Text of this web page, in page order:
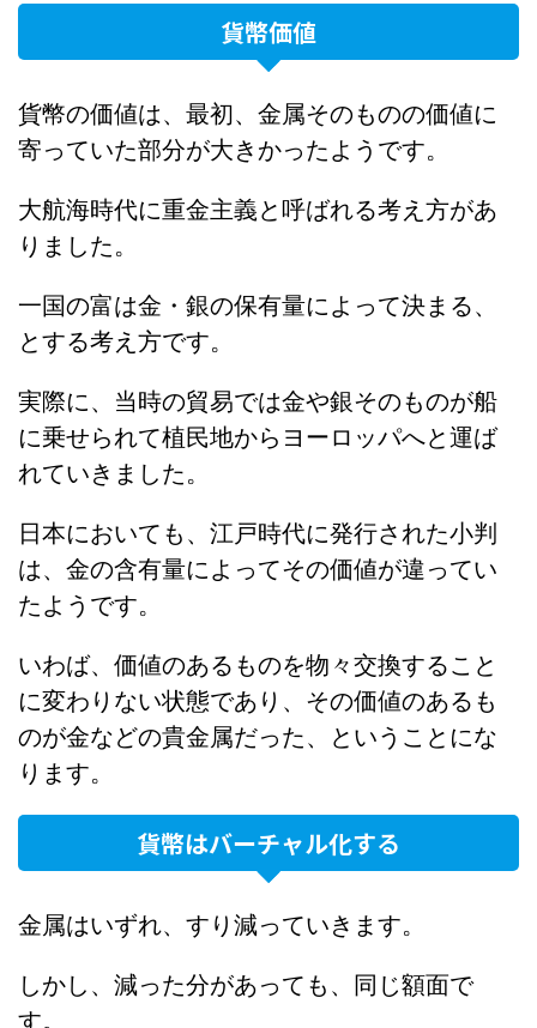
貨幣価値
貨幣の価値は、最初、金属そのものの価値に
寄っていた部分が大きかったようです。
大航海時代に重金主義と呼ばれる考え方があ
りました。
一国の富は金・銀の保有量によって決まる、
とする考え方です。
実際に、当時の貿易では金や銀そのものが船
に乗せられて植民地からヨーロッパへと運ば
れていきました。
日本においても、江戸時代に発行された小判
は、金の含有量によってその価値が違ってい
たようです。
いわば、価値のあるものを物々交換すること
に変わりない状態であり、その価値のあるも
のが金などの貴金属だった、ということにな
ります。
貨幣はバーチャル化する
金属はいずれ、すり減っていきます。
しかし、減った分があっても、同じ額面で
す。